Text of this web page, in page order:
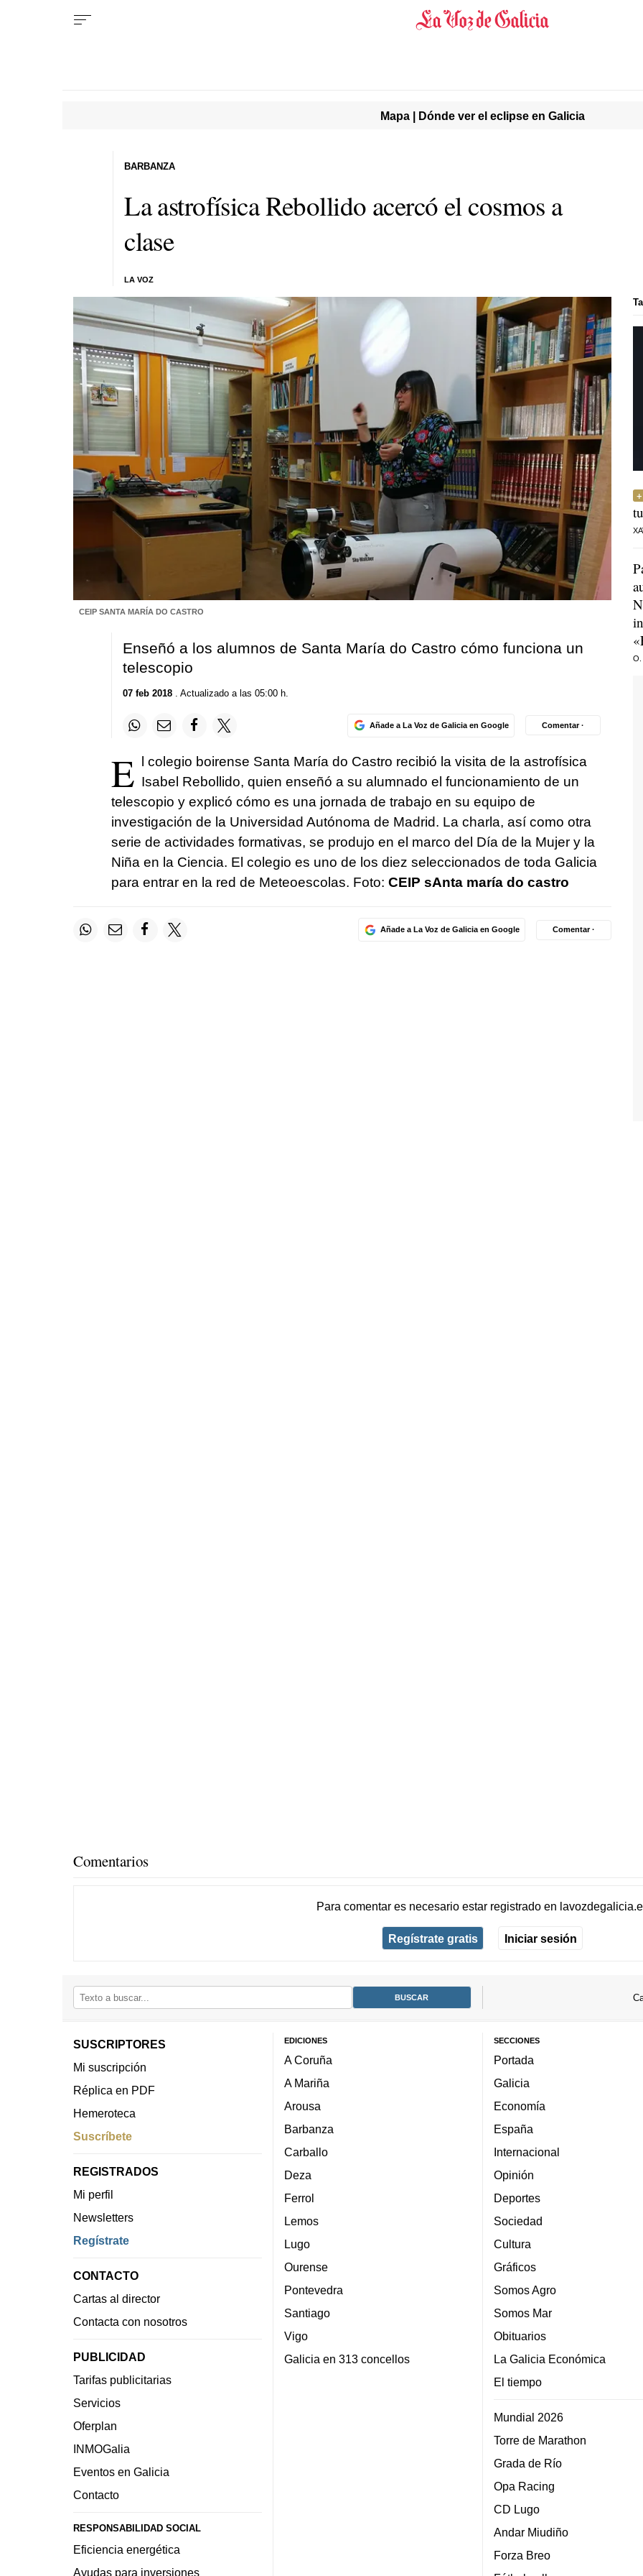
Mapa | Dónde ver el eclipse en Galicia
La astrofísica Rebollido acercó el cosmos a
clase
LA VOZ
BARBANZA
CEIP SANTA MARÍA DO CASTRO
Enseñó a los alumnos de Santa María do Castro cómo funciona un
telescopio
07 feb 2018. Actualizado a las 05:00 h.
Añade a La Voz de Galicia en Google Comentar ·
E l colegio boirense Santa María do Castro recibió la visita de la astrofísica
Isabel Rebollido, quien enseñó a su alumnado el funcionamiento de un
telescopio y explicó cómo es una jornada de trabajo en su equipo de
investigación de la Universidad Autónoma de Madrid. La charla, así como otra
serie de actividades formativas, se produjo en el marco del Día de la Mujer y la
Niña en la Ciencia. El colegio es uno de los diez seleccionados de toda Galicia
para entrar en la red de Meteoescolas. Foto: CEIP sAnta maría do castro
Añade a La Voz de Galicia en Google Comentar ·
O.
Comentarios
Para comentar es necesario estar registradoen
Regístrate gratis Iniciar sesión
SUSCRIPTORES
Mi suscripción
Réplica en PDF
Hemeroteca
Suscríbete
REGISTRADOS
Mi perfil
Newsletters
Regístrate
CONTACTO
Cartas al director
Contacta con nosotros
PUBLICIDAD
Tarifas publicitarias
Servicios
Oferplan
INMOGalia
Eventos en Galicia
Contacto
RESPONSABILIDAD SOCIAL
Eficiencia energética
Ayudas para inversiones
EDICIONES
A Coruña
A Mariña
Arousa
Barbanza
Carballo
Deza
Ferrol
Lemos
Lugo
Ourense
Pontevedra
Santiago
Vigo
Galicia en 313 concellos
SECCIONES
Portada
Galicia
Economía
España
Internacional
Opinión
Deportes
Sociedad
Cultura
Gráficos
Somos Agro
Somos Mar
Obituarios
La Galicia Económica
El tiempo
Mundial 2026
Torre de Marathon
Grada de Río
Opa Racing
CD Lugo
Andar Miudiño
Forza Breo